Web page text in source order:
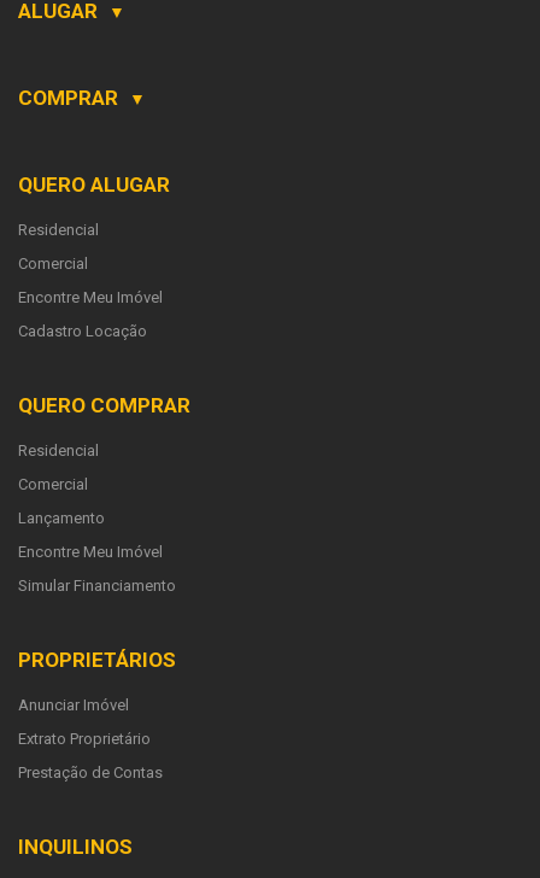
ALUGAR ▼
COMPRAR ▼
QUERO ALUGAR
Residencial
Comercial
Encontre Meu Imóvel
Cadastro Locação
QUERO COMPRAR
Residencial
Comercial
Lançamento
Encontre Meu Imóvel
Simular Financiamento
PROPRIETÁRIOS
Anunciar Imóvel
Extrato Proprietário
Prestação de Contas
INQUILINOS